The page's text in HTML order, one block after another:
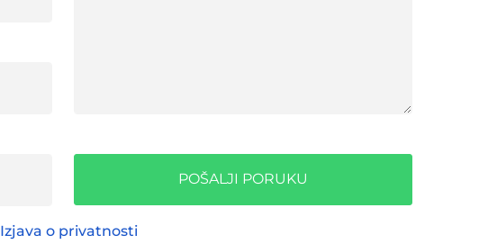
POŠALJI PORUKU
Izjava o privatnosti